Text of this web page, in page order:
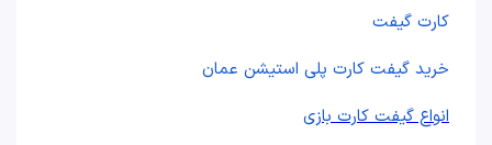
کارت گیفت
خرید گیفت کارت پلی استیشن عمان
انواع گیفت کارت بازی